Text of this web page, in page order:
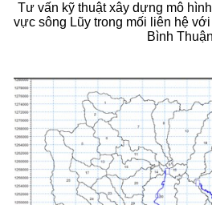
Tư vấn kỹ thuật xây dựng mô
vực sông Lũy trong mối liên hệ
Bình Thuận